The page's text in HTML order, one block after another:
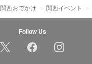
関西おでかけ 関西イベント
Follow Us